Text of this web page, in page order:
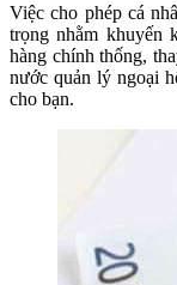
Việc cho phép cá
trọng nhằm khuyến
hàng chính thống,
nước quản lý ngoại
cho bạn.